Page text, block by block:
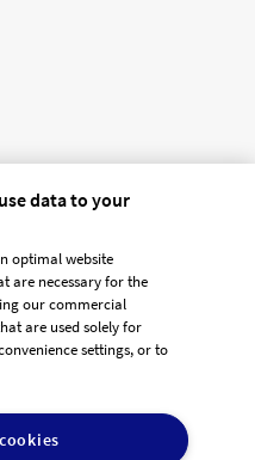
Impressum
data to your
optimal website
are necessary for the
our commercial
are used solely for
settings, or to